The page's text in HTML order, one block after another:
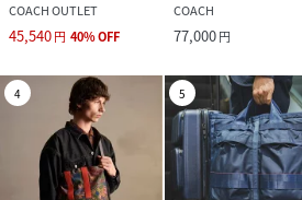
COACH OUTLET
45,540円 40%OFF
COACH
77,000円
4 5